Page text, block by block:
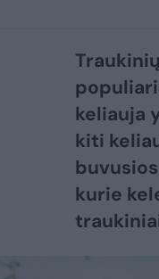
keliauja
kiti
kurie